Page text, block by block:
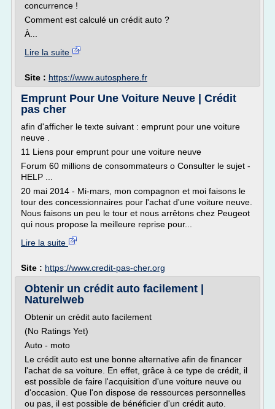
concurrence !
Comment est calculé un crédit auto ?
À...
Lire la suite
Site : https://www.autosphere.fr
Emprunt Pour Une Voiture Neuve | Crédit
pas cher
afin d'afficher le texte suivant : emprunt pour une voiture
neuve .
11 Liens pour emprunt pour une voiture neuve
Forum 60 millions de consommateurs o Consulter le sujet -
HELP ...
20 mai 2014 - Mi-mars, mon compagnon et moi faisons le
tour des concessionnaires pour l'achat d'une voiture neuve.
Nous faisons un peu le tour et nous arrêtons chez Peugeot
qui nous propose la meilleure reprise pour...
Lire la suite
Site : https://www.credit-pas-cher.org
Obtenir un crédit auto facilement |
Naturelweb
Obtenir un crédit auto facilement
(No Ratings Yet)
Auto - moto
Le crédit auto est une bonne alternative afin de financer
l'achat de sa voiture. En effet, grâce à ce type de crédit, il
est possible de faire l'acquisition d'une voiture neuve ou
d'occasion. Que l'on dispose de ressources personnelles
ou pas, il est possible de bénéficier d'un crédit auto.